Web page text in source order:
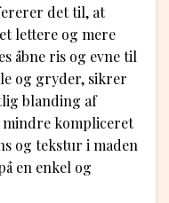
det til, at
lettere og mere
åbne ris og evne til
og gryder, sikrer
blanding af
kompliceret
og tekstur i maden
en enkel og